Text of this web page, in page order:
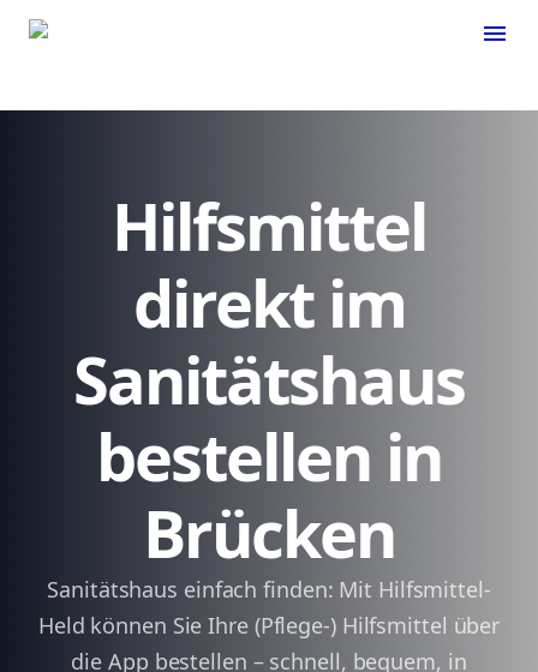
menu
Hilfsmittel
direkt im
Sanitätshaus
bestellen in
Brücken
Sanitätshaus einfach finden: Mit Hilfsmittel-
Held können Sie Ihre (Pflege-) Hilfsmittel über
die App bestellen – schnell, bequem, in